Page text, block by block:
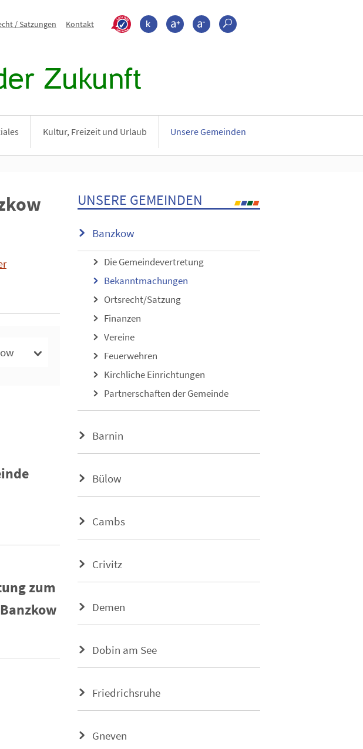
/ Satzungen Kontakt >???leichte_sprache???
KontrastSchrift größerSchrift kleiner
Suche
Zukunft
Kultur, Freizeit und Urlaub Unsere Gemeinden
zum
UNSERE GEMEINDEN
Banzkow
Die Gemeindevertretung
Bekanntmachungen
Ortsrecht/Satzung
Finanzen
Vereine
Feuerwehren
Kirchliche Einrichtungen
Partnerschaften der Gemeinde
Barnin
Bülow
Cambs
Crivitz
Demen
Dobin am See
Friedrichsruhe
Gneven